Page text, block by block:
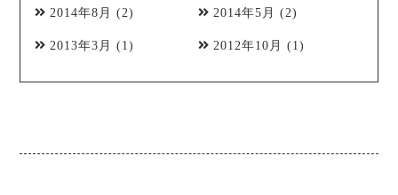
2014年8月 (2) 2014年5月 (2)
2013年3月 (1) 2012年10月 (1)